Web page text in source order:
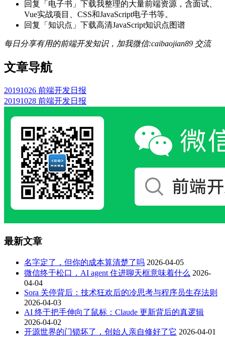
回复「电子书」下载我整理的大量前端资源，含面试、
Vue实战项目、CSS和JavaScript电子书等。
回复「知识点」下载高清JavaScript知识点图谱
每日分享有用的前端开发知识，加我微信:caibaojian89 交流
文章导航
20191026 前端开发日报
20191028 前端开发日报
最新文章
名字定了，但你的成本算清楚了吗 2026-04-05
微信终于松口，AI agent 住进聊天框意味着什么 2026-
04-04
Sora 关停背后：技术狂欢后的冷思考与程序员生存法则
2026-04-03
AI 终于把手伸向了鼠标：Claude 更新背后的真逻辑
2026-04-02
开源世界的门锁坏了，创始人亲自修好了它 2026-04-01